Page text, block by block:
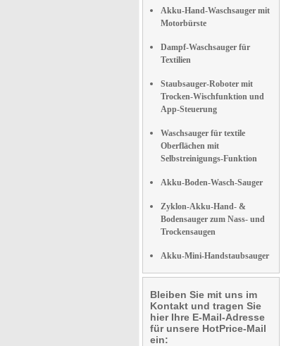
Akku-Hand-Waschsauger mit
Motorbürste
Dampf-Waschsauger für
Textilien
Staubsauger-Roboter mit
Trocken-Wischfunktion und
App-Steuerung
Waschsauger für textile
Oberflächen mit
Selbstreinigungs-Funktion
Akku-Boden-Wasch-Sauger
Zyklon-Akku-Hand- &
Bodensauger zum Nass- und
Trockensaugen
Akku-Mini-Handstaubsauger
Bleiben Sie mit uns im
Kontakt und tragen Sie
hier Ihre E-Mail-Adresse
für unsere HotPrice-Mail
ein: